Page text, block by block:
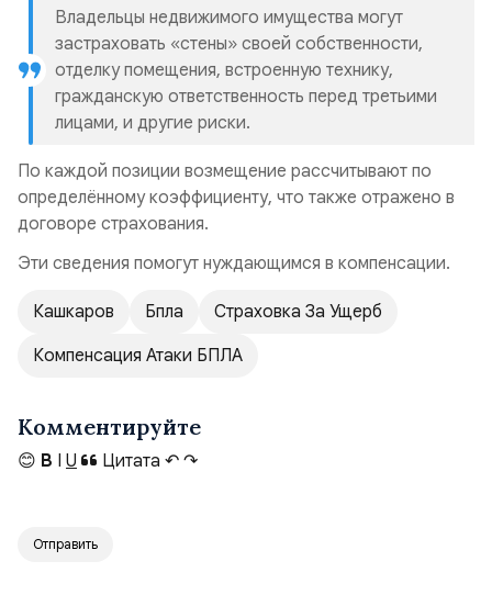
Владельцы недвижимого имущества могут
застраховать «стены» своей собственности,
отделку помещения, встроенную технику,
гражданскую ответственность перед третьими
лицами, и другие риски.
По каждой позиции возмещение рассчитывают по
определённому коэффициенту, что также отражено в
договоре страхования.
Эти сведения помогут нуждающимся в компенсации.
Кашкаров Бпла
Страховка За Ущерб
Компенсация Атаки БПЛА
Комментируйте
😊 B I U Цитата ↶ ↷
Отправить